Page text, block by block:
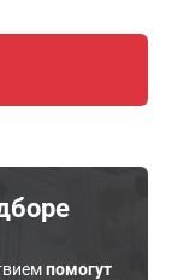
помогут